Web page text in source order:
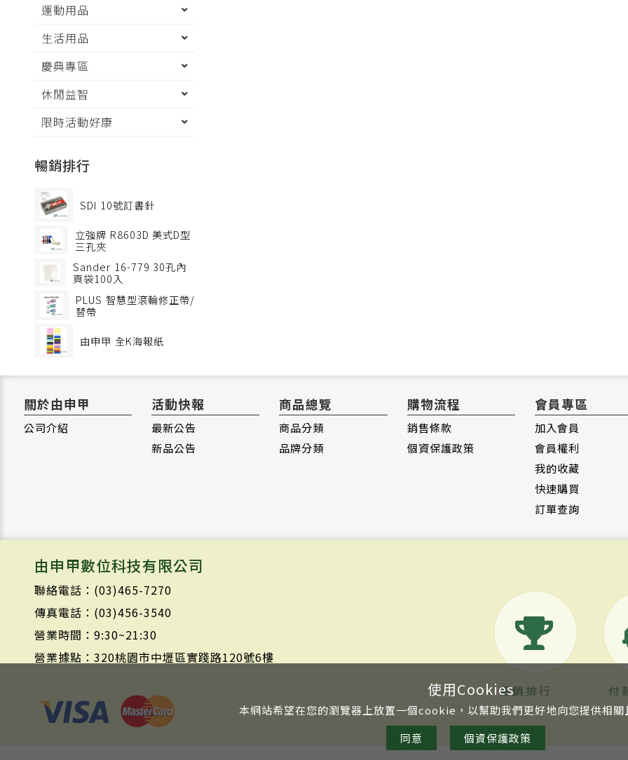
運動用品
生活用品
慶典專區
休閒益智
限時活動好康
暢銷排行
SDI 10號訂書針
立強牌 R8603D 美式D型
三孔夾
Sander 16-779 30孔內
頁袋100入
PLUS 智慧型滾輪修正帶/
替帶
由申甲 全K海報紙
關於由申甲
公司介紹
活動快報
最新公告
新品公告
商品總覽
商品分類
品牌分類
購物流程
銷售條款
個資保護政策
會員專區
加入會員
會員權利
我的收藏
快速購買
訂單查詢
由申甲數位科技有限公司
聯絡電話：(03)465-7270
傳真電話：(03)456-3540
營業時間：9:30~21:30
營業據點：320桃園市中壢區實踐路120號6樓
暢銷排行
付
使用Cookies
本網站希望在您的瀏覽器上放置一個cookie，以幫助我們更好地向您提供相關
同意
個資保護政策